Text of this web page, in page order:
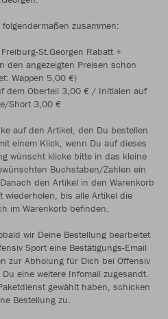
zusammen:
St.Georgen Rabatt +
den angezeigten Preisen schon
Wappen 5,00 €)
dem Oberteil 3,00 € / Initialen auf
Short 3,00 €
auf den Artikel, den Du bestellen
einem Klick, wenn Du auf dieses
wünscht klicke bitte in das kleine
Buchstaben/Zahlen ein
den Artikel in den Warenkorb
wiederholen, bis alle Artikel die
im Warenkorb befinden.
wir Deine Bestellung bearbeitet
Sport eine Bestätigungs-Email
zur Abholung für Dich bei Offensiv
eine weitere Infomail zugesandt.
gewählt haben, schicken
Bestellung zu.